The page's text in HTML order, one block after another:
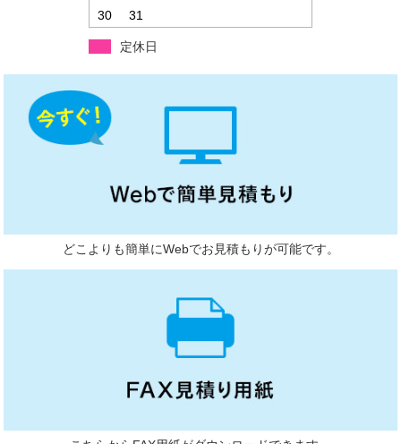
30
31
定休日
どこよりも簡単にWebでお見積もりが可能です。